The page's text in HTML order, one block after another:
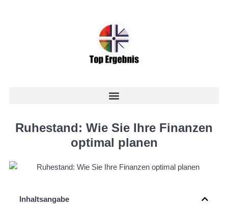
Ruhestand: Wie Sie Ihre Finanzen
optimal planen
Inhaltsangabe